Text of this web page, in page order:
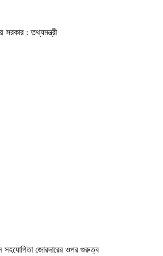
সরকার : তথ্যমন্ত্রী
সহযোগিতা জোরদারের ওপর গুরুত্ব